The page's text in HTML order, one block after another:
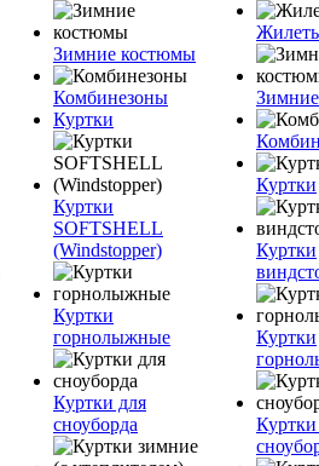
Зимние костюмы
Комбинезоны
Куртки
Куртки
SOFTSHELL
(Windstopper)
Куртки
горнолыжные
Куртки для
сноуборда
Куртки
Куртки
Куртки
Куртки